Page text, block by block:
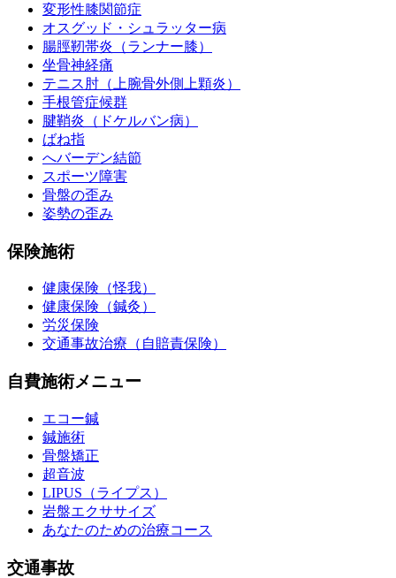
変形性膝関節症
オスグッド・シュラッター病
腸脛靭帯炎（ランナー膝）
坐骨神経痛
テニス肘（上腕骨外側上顆炎）
手根管症候群
腱鞘炎（ドケルバン病）
ばね指
へバーデン結節
スポーツ障害
骨盤の歪み
姿勢の歪み
保険施術
健康保険（怪我）
健康保険（鍼灸）
労災保険
交通事故治療（自賠責保険）
自費施術メニュー
エコー鍼
鍼施術
骨盤矯正
超音波
LIPUS（ライプス）
岩盤エクササイズ
あなたのための治療コース
交通事故